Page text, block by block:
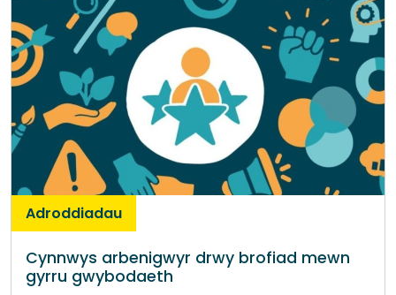
Adroddiadau
Cynnwys arbenigwyr drwy brofiad mewn
gyrru gwybodaeth